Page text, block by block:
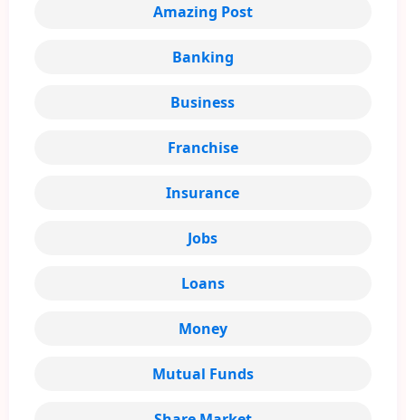
Amazing Post
Banking
Business
Franchise
Insurance
Jobs
Loans
Money
Mutual Funds